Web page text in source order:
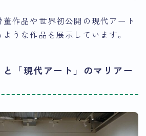
作品や世界初公開の現代アート
うな作品を展示しています。
「現代アート」のマリアー